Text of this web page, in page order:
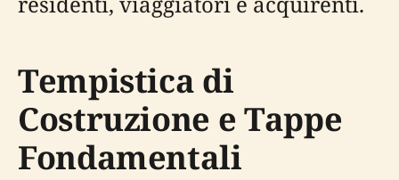
Tempistica di
Costruzione e Tappe
Fondamentali